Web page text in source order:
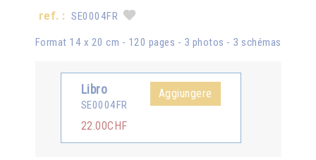
ref. : SE0004FR
Format 14 x 20 cm - 120 pages - 3 photos - 3 schémas
Libro
SE0004FR
22.00CHF
Aggiungere